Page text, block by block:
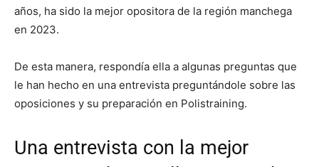
años, ha sido la mejor opositora de la región manchega
en 2023.
De esta manera, respondía ella a algunas preguntas que
le han hecho en una entrevista preguntándole sobre las
oposiciones y su preparación en Polistraining.
Una entrevista con la mejor